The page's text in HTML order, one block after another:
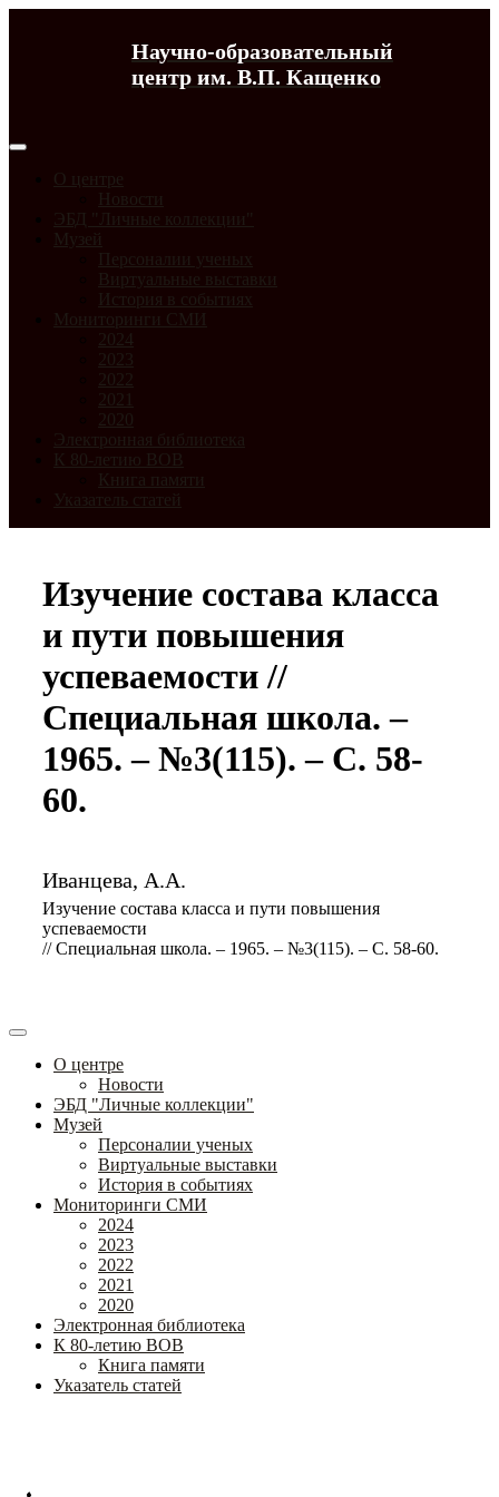
Научно-образовательный
центр им. В.П. Кащенко
О центре
Новости
ЭБД "Личные коллекции"
Музей
Персоналии ученых
Виртуальные выставки
История в событиях
Мониторинги СМИ
2024
2023
2022
2021
2020
Электронная библиотека
К 80-летию ВОВ
Книга памяти
Указатель статей
Изучение состава класса
и пути повышения
успеваемости //
Специальная школа. –
1965. – №3(115). – С. 58-
60.
Иванцева, А.А.
Изучение состава класса и пути повышения
успеваемости
// Специальная школа. – 1965. – №3(115). – С. 58-60.
О центре
Новости
ЭБД "Личные коллекции"
Музей
Персоналии ученых
Виртуальные выставки
История в событиях
Мониторинги СМИ
2024
2023
2022
2021
2020
Электронная библиотека
К 80-летию ВОВ
Книга памяти
Указатель статей